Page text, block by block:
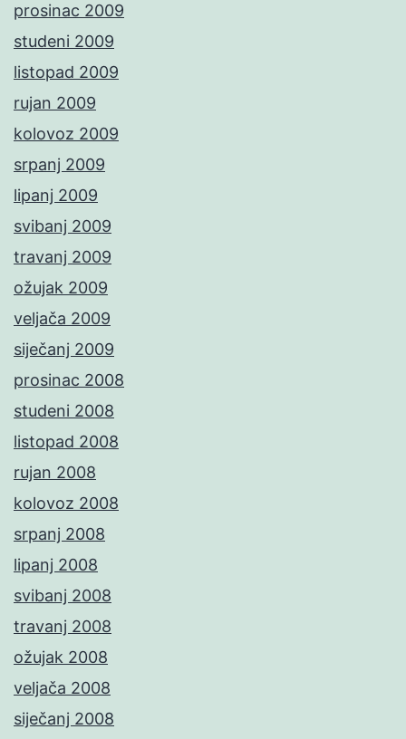
prosinac 2009
studeni 2009
listopad 2009
rujan 2009
kolovoz 2009
srpanj 2009
lipanj 2009
svibanj 2009
travanj 2009
ožujak 2009
veljača 2009
siječanj 2009
prosinac 2008
studeni 2008
listopad 2008
rujan 2008
kolovoz 2008
srpanj 2008
lipanj 2008
svibanj 2008
travanj 2008
ožujak 2008
veljača 2008
siječanj 2008